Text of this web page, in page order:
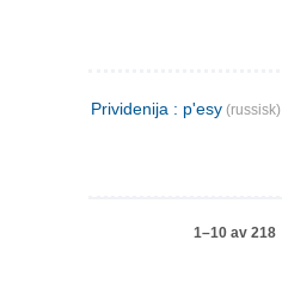
Prividenija : p'esy (russisk)
1–10 av 218